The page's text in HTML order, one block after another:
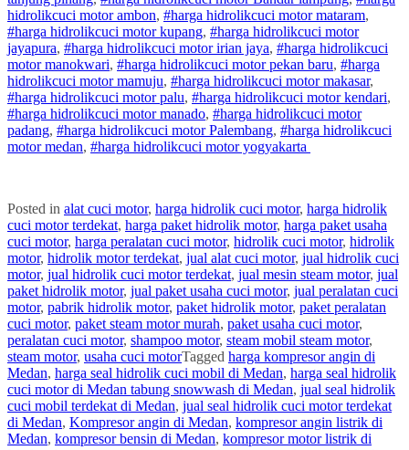
hidrolikcuci motorambon, #harga hidrolikcuci motormataram,
#harga hidrolikcuci motorkupang, #harga hidrolikcuci motor
jayapura, #harga hidrolikcuci motoririan jaya, #harga hidrolikcuci
motormanokwari, #harga hidrolikcuci motorpekan baru, #harga
hidrolikcuci motormamuju, #harga hidrolikcuci motormakasar,
#harga hidrolikcuci motorpalu, #harga hidrolikcuci motorkendari,
#harga hidrolikcuci motormanado, #harga hidrolikcuci motor
padang, #harga hidrolikcuci motorPalembang, #harga hidrolikcuci
motormedan, #harga hidrolikcuci motoryogyakarta
Posted in alat cuci motor, harga hidrolik cuci motor, harga hidrolik
cuci motor terdekat, harga paket hidrolik motor, harga paket usaha
cuci motor, harga peralatan cuci motor, hidrolik cuci motor, hidrolik
motor, hidrolik motor terdekat, jual alat cuci motor, jual hidrolik cuci
motor, jual hidrolik cuci motor terdekat, jual mesin steam motor, jual
paket hidrolik motor, jual paket usaha cuci motor, jual peralatan cuci
motor, pabrik hidrolik motor, paket hidrolik motor, paket peralatan
cuci motor, paket steam motor murah, paket usaha cuci motor,
peralatan cuci motor, shampoo motor, steam mobil steam motor,
steam motor, usaha cuci motorTagged harga kompresor angin di
Medan, harga seal hidrolik cuci mobil di Medan, harga seal hidrolik
cuci motor di Medan tabung snowwash di Medan, jual seal hidrolik
cuci mobil terdekat di Medan, jual seal hidrolik cuci motor terdekat
di Medan, Kompresor angin di Medan, kompresor angin listrik di
Medan, kompresor bensin di Medan, kompresor motor listrik di